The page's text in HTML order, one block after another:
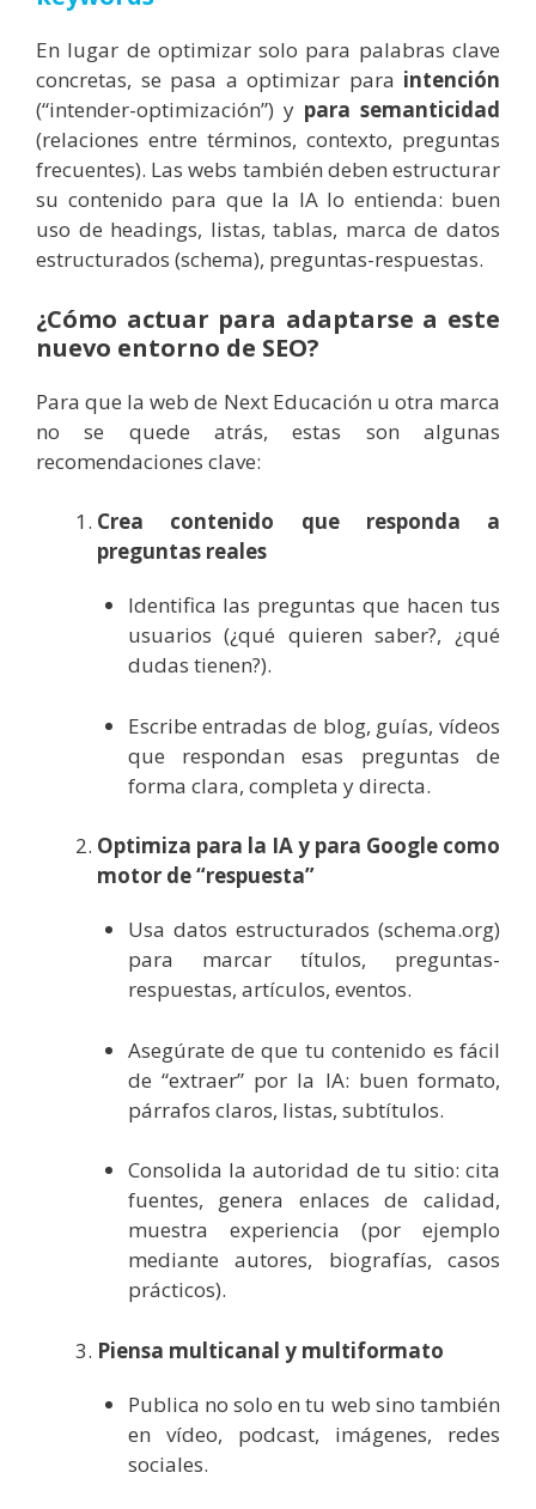
En lugar de optimizar solo para palabras clave
concretas, se pasa a optimizar para intención
(“intender-optimización”) y para semanticidad
(relaciones entre términos, contexto, preguntas
frecuentes). Las webs también deben estructurar
su contenido para que la IA lo entienda: buen
uso de headings, listas, tablas, marca de datos
estructurados (schema), preguntas-respuestas.
¿Cómo actuar para adaptarse a este
nuevo entorno de SEO?
Para que la web de Next Educación u otra marca
no se quede atrás, estas son algunas
recomendaciones clave:
Crea contenido que responda a
preguntas reales
Identifica las preguntas que hacen tus
usuarios (¿qué quieren saber?, ¿qué
dudas tienen?).
Escribe entradas de blog, guías, vídeos
que respondan esas preguntas de
forma clara, completa y directa.
Optimiza para la IA y para Google como
motor de “respuesta”
Usa datos estructurados (schema.org)
para marcar títulos, preguntas-
respuestas, artículos, eventos.
Asegúrate de que tu contenido es fácil
de “extraer” por la IA: buen formato,
párrafos claros, listas, subtítulos.
Consolida la autoridad de tu sitio: cita
fuentes, genera enlaces de calidad,
muestra experiencia (por ejemplo
mediante autores, biografías, casos
prácticos).
Piensa multicanal y multiformato
Publica no solo en tu web sino también
en vídeo, podcast, imágenes, redes
sociales.